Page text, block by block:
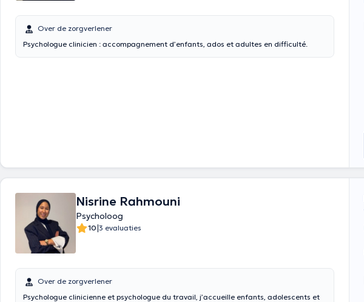
Over de zorgverlener
Psychologue clinicien : accompagnement d’enfants, ados et adultes en difficulté.
Nisrine Rahmouni
Psycholoog
10|3 evaluaties
Over de zorgverlener
Psychologue clinicienne et psychologue du travail, j’accueille enfants, adolescents et